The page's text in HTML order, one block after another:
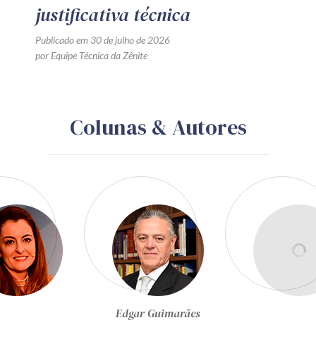
justificativa técnica
Publicado em 30 de julho de 2026
por Equipe Técnica da Zênite
Colunas & Autores
Egon Bockmann Moreira